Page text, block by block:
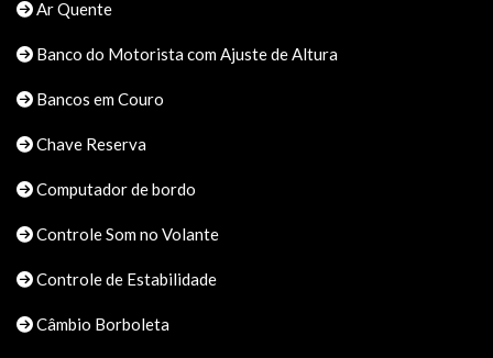
Ar Quente
Banco do Motorista com Ajuste de Altura
Bancos em Couro
Chave Reserva
Computador de bordo
Controle Som no Volante
Controle de Estabilidade
Câmbio Borboleta